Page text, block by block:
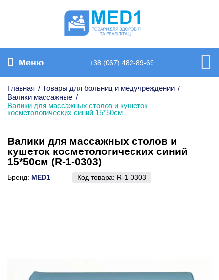
Меню +38 (067) 482-89-69
Главная / Товары для больниц и медучреждений /
Валики массажные /
Валики для массажных столов и кушеток
косметологических синий 15*50см
Валики для массажных столов и
кушеток косметологических синий
15*50см (R-1-0303)
Бренд: MED1 Код товара: R-1-0303